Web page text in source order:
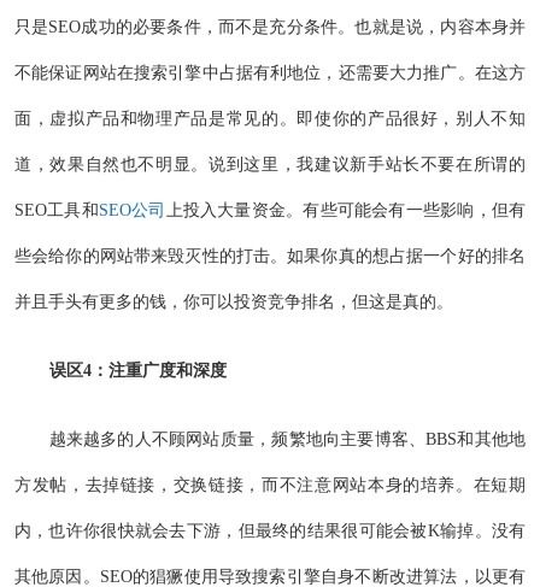
只是SEO成功的必要条件，而不是充分条件。也就是说，内容本身并
不能保证网站在搜索引擎中占据有利地位，还需要大力推广。在这方
面，虚拟产品和物理产品是常见的。即使你的产品很好，别人不知
道，效果自然也不明显。说到这里，我建议新手站长不要在所谓的
SEO工具和SEO公司 上投入大量资金。有些可能会有一些影响，但有
些会给你的网站带来毁灭性的打击。如果你真的想占据一个好的排名
并且手头有更多的钱，你可以投资竞争排名，但这是真的。
误区4：注重广度和深度
越来越多的人不顾网站质量，频繁地向主要博客、BBS和其他地
方发帖，去掉链接，交换链接，而不注意网站本身的培养。在短期
内，也许你很快就会去下游，但最终的结果很可能会被K输掉。没有
其他原因。SEO的猖獗使用导致搜索引擎自身不断改进算法，以更有